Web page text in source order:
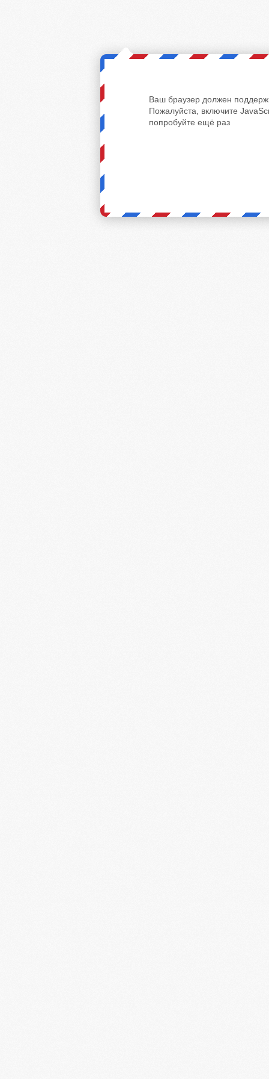
Ваш браузер должен
Пожалуйста, включите
попробуйте ещё раз